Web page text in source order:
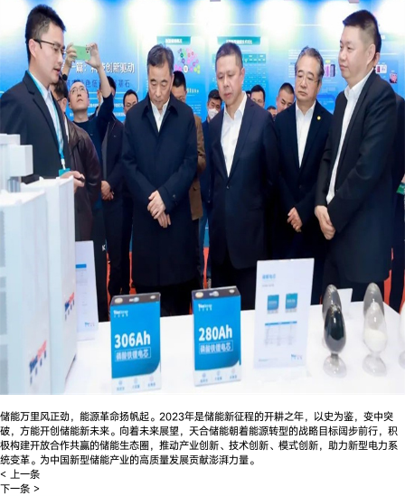
储能万里风正劲，能源革命扬帆起。2023年是储能新征程的开耕之年，以史为鉴，变中突
破，方能开创储能新未来。向着未来展望，天合储能朝着能源转型的战略目标阔步前行，积
极构建开放合作共赢的储能生态圈，推动产业创新、技术创新、模式创新，助力新型电力系
统变革。为中国新型储能产业的高质量发展贡献澎湃力量。
< 上一条
下一条 >